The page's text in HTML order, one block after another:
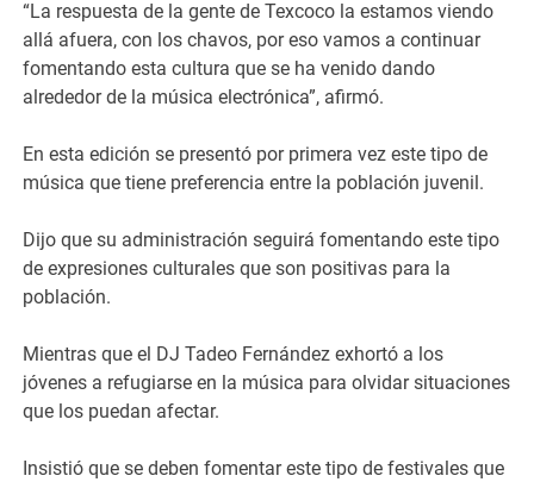
“La respuesta de la gente de Texcoco la estamos viendo
allá afuera, con los chavos, por eso vamos a continuar
fomentando esta cultura que se ha venido dando
alrededor de la música electrónica”, afirmó.
En esta edición se presentó por primera vez este tipo de
música que tiene preferencia entre la población juvenil.
Dijo que su administración seguirá fomentando este tipo
de expresiones culturales que son positivas para la
población.
Mientras que el DJ Tadeo Fernández exhortó a los
jóvenes a refugiarse en la música para olvidar situaciones
que los puedan afectar.
Insistió que se deben fomentar este tipo de festivales que